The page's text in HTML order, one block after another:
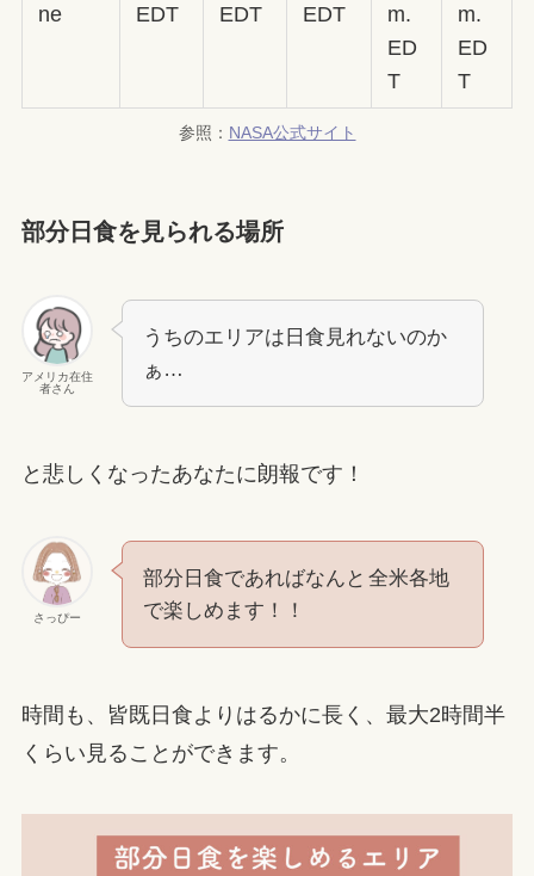
ne
EDT
EDT
EDT
m.
ED
T
m.
ED
T
参照： NASA公式サイト
部分日食を見られる場所
アメリカ在住
者さん
うちのエリアは日食見れないのか
ぁ…
と悲しくなったあなたに朗報です！
さっぴー
部分日食であればなんと 全米各地
で楽しめます！！
時間も、皆既日食よりはるかに長く、最大2時間半
くらい見ることができます。